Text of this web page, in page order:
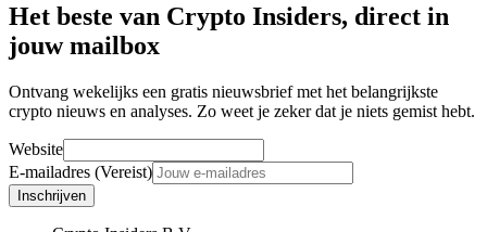
Het beste van Crypto Insiders, direct in
jouw mailbox
Ontvang wekelijks een gratis nieuwsbrief met het belangrijkste
crypto nieuws en analyses. Zo weet je zeker dat je niets gemist hebt.
Website
E-mailadres (Vereist)
Inschrijven